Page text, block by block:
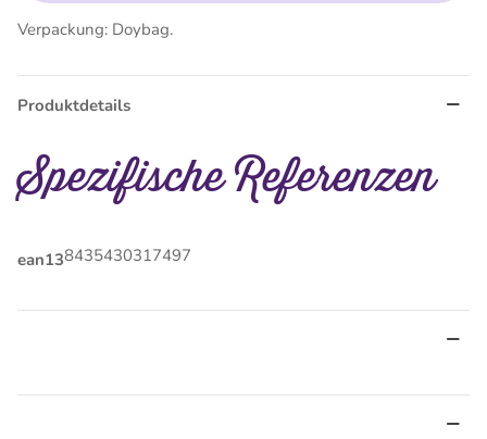
Verpackung: Doybag.
Produktdetails
Spezifische Referenzen
ean138435430317497